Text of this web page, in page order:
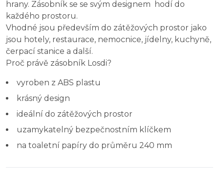
hrany. Zásobník se se svým designem hodí do
každého prostoru.
Vhodné jsou především do zátěžových prostor jako
jsou hotely, restaurace, nemocnice, jídelny, kuchyně,
čerpací stanice a další.
Proč právě zásobník Losdi?
vyroben z ABS plastu
krásný design
ideální do zátěžových prostor
uzamykatelný bezpečnostním klíčkem
na toaletní papíry do průměru 240 mm